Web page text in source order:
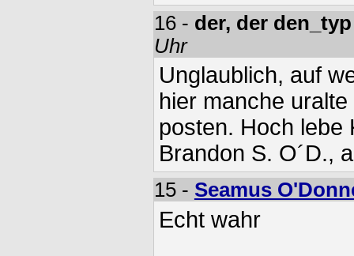
16 - der, der
Uhr
Unglaublich, auf
hier manche
posten. Hoch lebe
Brandon S. O´D.,
15 - Seamus
Echt wahr